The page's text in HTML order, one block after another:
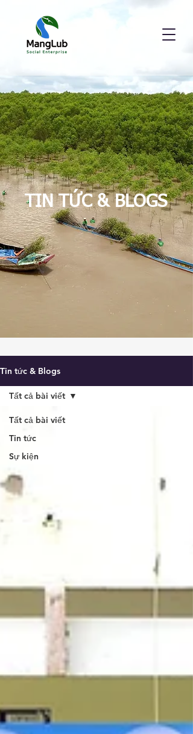
TIN TỨC & BLOGS
Tin tức & Blogs
Tất cả bài viết
Tin tức
Sự kiện
Tất cả bài viết